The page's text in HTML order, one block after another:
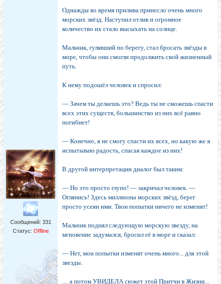
Сообщений: 331
Статус: Offline
Однажды во время прилива принесло очень много
морских звёзд. Наступил отлив и огромное
количество их стало высыхать на солнце.
Мальчик, гулявший по берегу, стал бросать звёзды в
море, чтобы они смогли продолжить свой жизненный
путь.
К нему подошёл человек и спросил:
— Зачем ты делаешь это? Ведь ты не сможешь спасти
всех этих существ, большинство из них всё равно
погибнет!
— Конечно, я не смогу спасти их всех, но какую же я
испытываю радость, спасая каждое из них!
В другой интерпретации диалог был таким:
— Но это просто глупо! — закричал человек. —
Оглянись! Здесь миллионы морских звёзд, берег
просто усеян ими. Твои попытки ничего не изменят!
Мальчик поднял следующую морскую звезду, на
мгновение задумался, бросил её в море и сказал:
— Нет, мои попытки изменят очень много... для этой
звезды.
.... а потом УВИДЕЛА сюжет этой Притчи в Жизни...